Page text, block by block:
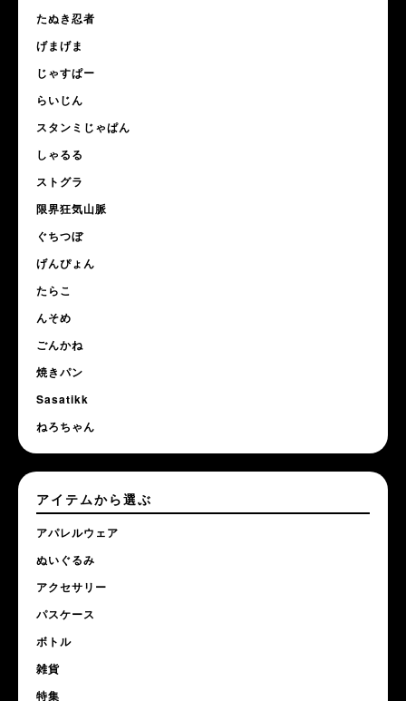
たぬき忍者
げまげま
じゃすぱー
らいじん
スタンミじゃぱん
しゃるる
ストグラ
限界狂気山脈
ぐちつぼ
げんぴょん
たらこ
んそめ
ごんかね
焼きパン
Sasatikk
ねろちゃん
アイテムから選ぶ
アパレルウェア
ぬいぐるみ
アクセサリー
パスケース
ボトル
雑貨
特集